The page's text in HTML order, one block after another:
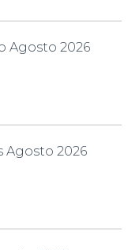
Agosto 2026
Agosto 2026